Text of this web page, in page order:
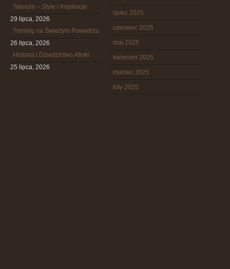
Tatuaże – Style i Inspiracje
29 lipca, 2026
Trening na Świeżym Powietrzu
26 lipca, 2026
Historia i Dziedzictwo Afryki
25 lipca, 2026
lipiec 2025
czerwiec 2025
maj 2025
kwiecień 2025
marzec 2025
luty 2025